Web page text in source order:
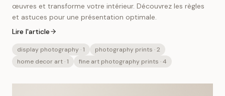
œuvres et transforme votre intérieur. Découvrez les règles
et astuces pour une présentation optimale.
Lire l'article
display photography· 1 photography prints · 2
home decor art· 1 fine art photography prints · 4